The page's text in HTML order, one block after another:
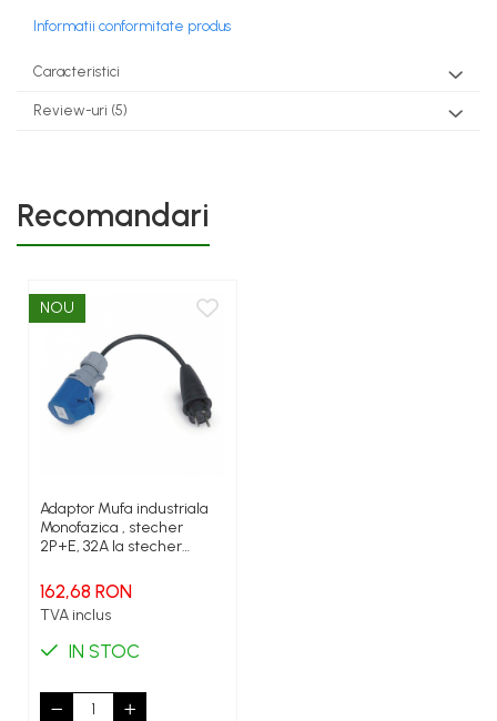
Informatii conformitate produs
Caracteristici
Review-uri (5)
Recomandari
NOU
Adaptor Mufa industriala
Monofazica , stecher
2P+E, 32A la stecher
162,68 RON
TVA inclus
IN STOC